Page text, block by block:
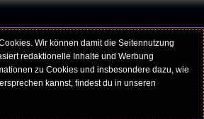
Wir können damit die Seitennutzung
redaktionelle Inhalte und Werbung
zu Cookies und insbesondere dazu, wie
kannst, findest du in unseren